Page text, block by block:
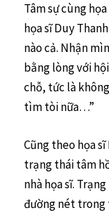
Tâm sự cùng
họa sĩ Duy
nào cả. Nhận
bằng lòng với
chỗ, tức là
tìm tòi nữa…”
Cũng theo họa
trạng thái tâm
nhà họa sĩ.
đường nét trong